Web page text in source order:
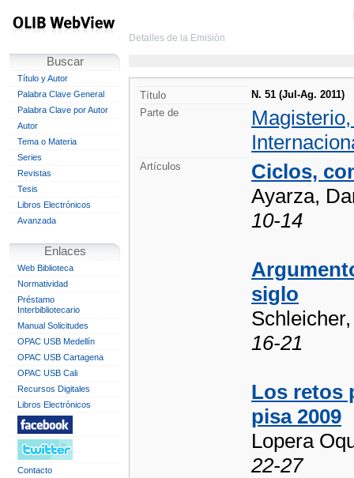
Buscar
Título y Autor
Palabra Clave General
Palabra Clave por Autor
Autor
Tema o Materia
Series
Revistas
Tesis
Libros Electrónicos
Avanzada
Enlaces
Web Biblioteca
Normatividad
Préstamo
Interbibliotecario
Manual Solicitudes
OPAC USB Medellín
OPAC USB Cartagena
OPAC USB Cali
Recursos Digitales
Libros Electrónicos
Contacto
Detalles de la Emisión
Título
N. 51 (Jul-Ag. 2011)
Parte de
Artículos
Ciclos,
Ayarza,
10-14
siglo
16-21
Los retos
pisa 2009
Lopera
22-27